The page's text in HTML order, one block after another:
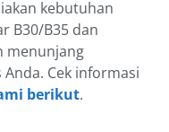
kebutuhan
B30/B35 dan
menunjang
Cek informasi
berikut.